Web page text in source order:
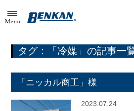
タグ：「冷媒」の記事一
「ニッカル商工」様
2023.07.24